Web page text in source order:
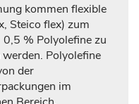
kommen flexible
Steico flex) zum
% Polyolefine zu
Polyolefine
der
im